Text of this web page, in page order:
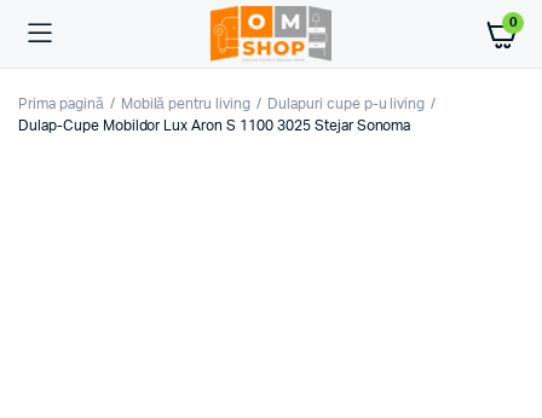
0
Prima pagină Mobilă pentru living
Dulapuri cupe p-u living
Dulap-Cupe Mobildor Lux Aron S 1100 3025 Stejar Sonoma